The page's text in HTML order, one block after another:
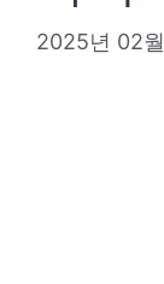
2025년 02